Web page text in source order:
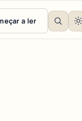
a ler